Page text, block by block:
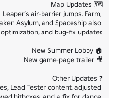
air-barrier jumps. Farm,
Asylum, and Spaceship also
Lead Tester content, adjusted